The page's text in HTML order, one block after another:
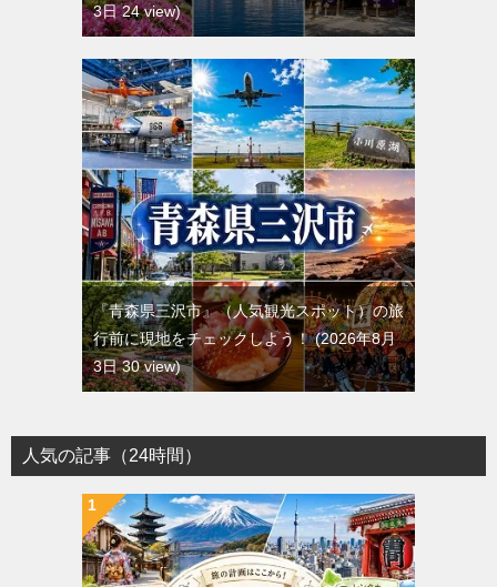
3日 24 view
『青森県三沢市』（人気観光スポット）の旅
行前に現地をチェックしよう！ 2026年8月
3日 30 view
人気の記事（24時間）